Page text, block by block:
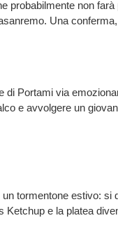
probabilmente non farà
Una
di Portami via
e avvolgere un
tormentone estivo: si
e la platea